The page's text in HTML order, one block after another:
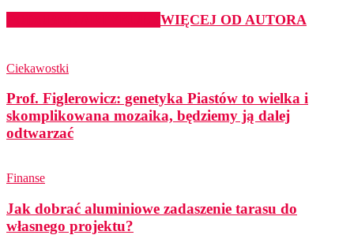
WIĘCEJ OD AUTORA
Ciekawostki
Prof. Figlerowicz: genetyka Piastów to wielka i
skomplikowana mozaika, będziemy ją dalej
odtwarzać
Finanse
Jak dobrać aluminiowe zadaszenie tarasu do
własnego projektu?